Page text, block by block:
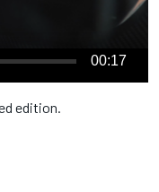
00:17
edition.